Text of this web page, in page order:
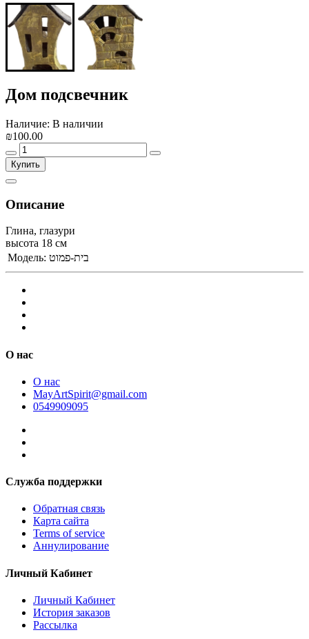
Дом подсвечник
Наличие: В наличии
₪100.00
Купить
Описание
Глина, глазури
высота 18 см
Модель: בית-פמוט
О нас
О нас
MayArtSpirit@gmail.com
0549909095
Служба поддержки
Обратная связь
Карта сайта
Terms of service
Аннулирование
Личный Кабинет
Личный Кабинет
История заказов
Рассылка